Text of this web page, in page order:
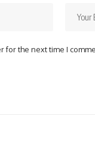
for the next time I